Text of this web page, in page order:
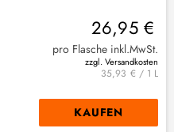
26,95 €
pro Flasche inkl.MwSt.
zzgl. Versandkosten
35,93 € / 1 L
KAUFEN